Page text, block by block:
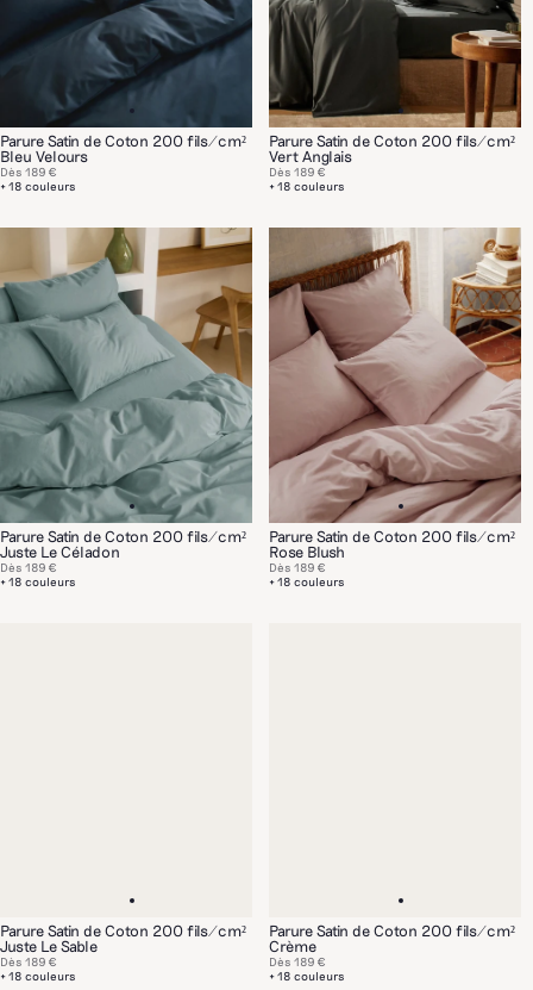
Parure Satin de Coton 200 fils/cm²
Bleu Velours
+ 18 couleurs
Dès 189 €
Parure Satin de Coton 200 fils/cm²
Vert Anglais
+ 18 couleurs
Dès 189 €
Parure Satin de Coton 200 fils/cm²
Juste Le Céladon
+ 18 couleurs
Dès 189 €
Parure Satin de Coton 200 fils/cm²
Rose Blush
+ 18 couleurs
Dès 189 €
Parure Satin de Coton 200 fils/cm²
Juste Le Sable
+ 18 couleurs
Dès 189 €
Parure Satin de Coton 200 fils/cm²
Crème
+ 18 couleurs
Dès 189 €